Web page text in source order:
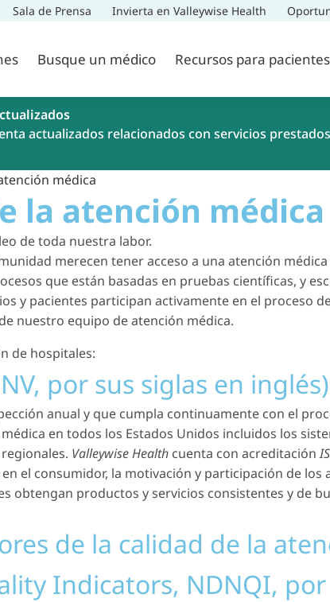
Sala de Prensa Invierta en Valleywise Health
Busque un médico Recursos para pacientes
actualizados relacionados con servicios
médica
la atención médica
de toda nuestra labor.
merecen tener acceso a una atención
que están basadas en pruebas científicas, y
y pacientes participan activamente en el proceso
nuestro equipo de atención médica.
de hospitales:
por sus siglas en inglés)
anual y que cumpla continuamente con el
en todos los Estados Unidos incluidos los
Valleywise Health cuenta con acreditación
el consumidor, la motivación y participación de
obtengan productos y servicios consistentes y de
de la calidad de la
Indicators, NDNQI,